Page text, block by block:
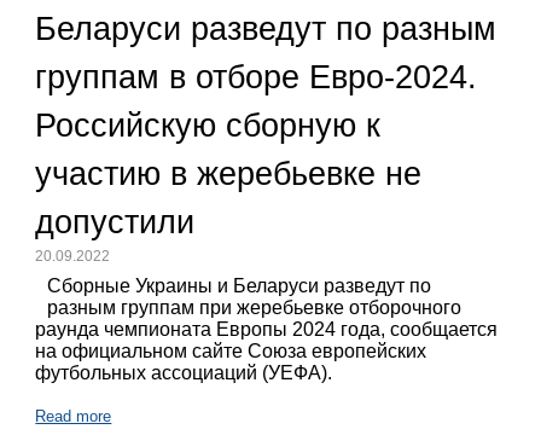
Беларуси разведут по разным
группам в отборе Евро-2024.
Российскую сборную к
участию в жеребьевке не
допустили
20.09.2022
Сборные Украины и Беларуси разведут по
разным группам при жеребьевке отборочного
раунда чемпионата Европы 2024 года, сообщается
на официальном сайте Союза европейских
футбольных ассоциаций (УЕФА).
Read more